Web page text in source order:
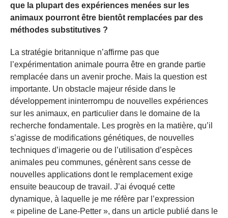
que la plupart des expériences menées sur les
animaux pourront être bientôt remplacées par des
méthodes substitutives ?
La stratégie britannique n’affirme pas que
l’expérimentation animale pourra être en grande partie
remplacée dans un avenir proche. Mais la question est
importante. Un obstacle majeur réside dans le
développement ininterrompu de nouvelles expériences
sur les animaux, en particulier dans le domaine de la
recherche fondamentale. Les progrès en la matière, qu’il
s’agisse de modifications génétiques, de nouvelles
techniques d’imagerie ou de l’utilisation d’espèces
animales peu communes, génèrent sans cesse de
nouvelles applications dont le remplacement exige
ensuite beaucoup de travail. J’ai évoqué cette
dynamique, à laquelle je me réfère par l’expression
« pipeline de Lane-Petter », dans un article publié dans le